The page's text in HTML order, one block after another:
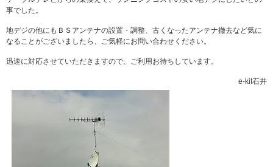
事でした。
地デジの他にもＢＳアンテナの設置・調整、古くなったアンテナ撤去など気に
なることがございましたら、ご気軽にお問い合わせください。
迅速に対応させていただきますので、ご利用お待ちしています。
e-kit石井